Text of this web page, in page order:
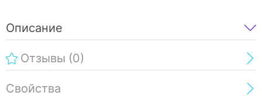
Описание
Отзывы (0)
Свойства